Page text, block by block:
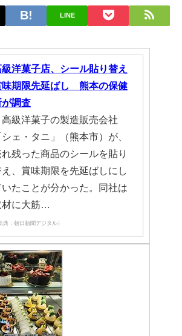
LINE
級洋菓子店、シール貼り替え
味期限先延ばし 熊本の保健
が調査
級洋菓子の製造販売会社
シェ・タニ」（熊本市）が、
れ残った商品のシールを貼り
え、賞味期限を先延ばしにし
いたことが分かった。同社は
材に大筋…
典：朝日新聞デジタル）